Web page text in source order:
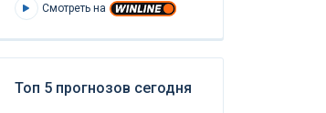
Смотреть на
Топ 5 прогнозов сегодня